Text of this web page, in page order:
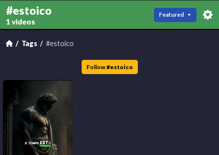
#estoico
1 videos
Featured
Tags #estoico
Follow #estoico